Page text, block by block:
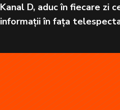
Kanal D, aduc în fiecare zi
informații în fața